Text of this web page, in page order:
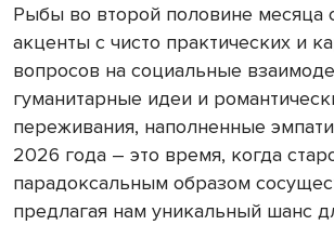
Рыбы во второй половине месяца
акценты с чисто практических и
вопросов на социальные
гуманитарные идеи и
переживания, наполненные
2026 года – это время, когда
парадоксальным образом
предлагая нам уникальный шанс